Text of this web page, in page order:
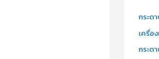
กระด
เครื่อ
กระด